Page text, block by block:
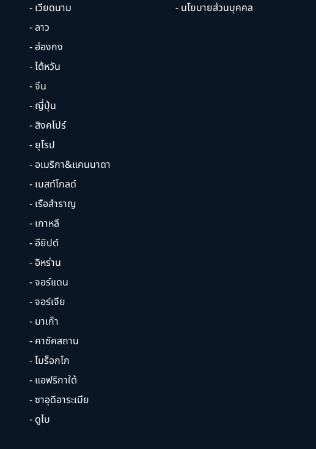
- เวียดนาม
- ลาว
- ฮ่องกง
- ไต้หวัน
- จีน
- ญี่ปุ่น
- สิงคโปร์
- ยุโรป
- อเมริกา&แคนนาดา
- เบสท์โกลด์
- เรือสำราญ
- เกาหลี
- อียิปต์
- อิหร่าน
- จอร์แดน
- จอร์เจีย
- มาเก๊า
- คาซัคสถาน
- โมร็อกโก
- แอฟริกาใต้
- ซาอุดิอาระเบีย
- ดูไบ
- นโยบายส่วนบุคคล